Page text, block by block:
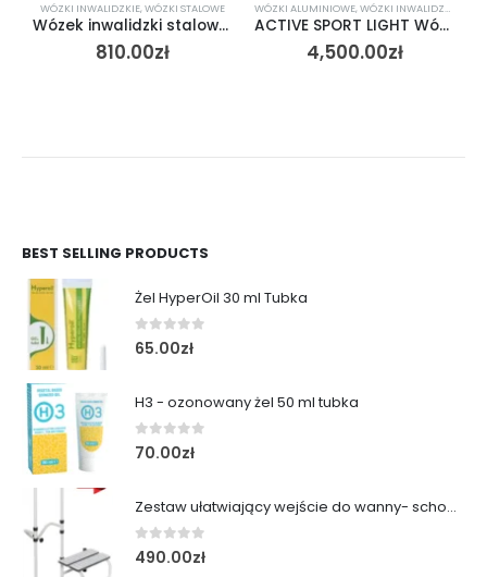
WÓZKI INWALIDZKIE,WÓZKI STALOWE
Wózek inwalidzki stalowy, ultralekki AT52301
810.00zł
WÓZKI ALUMINIOWE,WÓZKI INWALIDZKIE
ACTIVE SPORT LIGHT Wózek inwalidzki aluminiowy Viteacare
4,500.00zł
BEST SELLING PRODUCTS
Żel HyperOil 30 ml Tubka
0out of 5
65.00zł
H3 - ozonowany żel 50 ml tubka
0out of 5
70.00zł
Zestaw ułatwiający wejście do wanny- schodek z poręczą
0out of 5
490.00zł